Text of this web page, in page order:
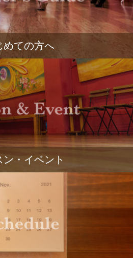
めての方へ
ン・イベント